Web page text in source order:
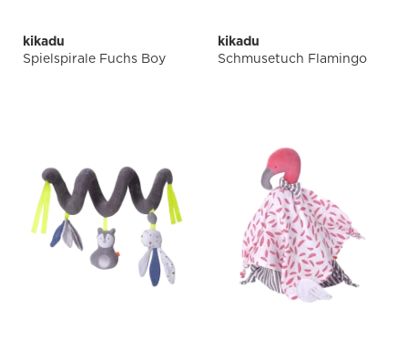
kikadu
Spielspirale Fuchs Boy
kikadu
Schmusetuch Flamingo